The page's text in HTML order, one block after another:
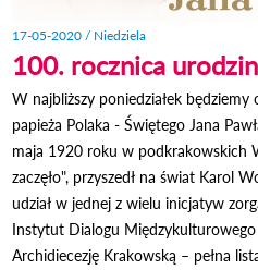
17-05-2020 / Niedziela
100. rocznica urodzin
W najbliższy poniedziałek
papieża Polaka - Świętego Jana
maja 1920 roku w podkrakowskich
zaczęło", przyszedł na świat Karol
udział w jednej z wielu inicjatyw
Instytut Dialogu Międzykulturowego
Archidiecezję Krakowską – pełna